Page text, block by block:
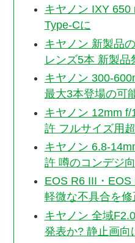
キヤノン IXY 650
Type-Cに
キヤノン 新製品
レンズ5本 新製品
キヤノン 300-
最大3本登場の可
キヤノン 12mm
許 フルサイズ用
キヤノン 6.8-
許 噂のコンデジ
EOS R6 III・
軽微な不具合を修
キヤノン 全域
発表か? 静止画向